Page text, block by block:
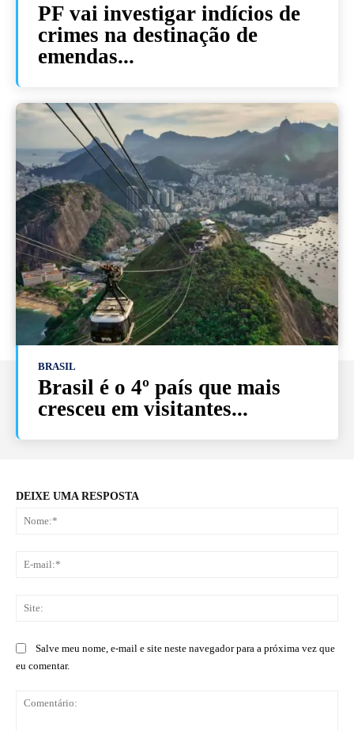
PF vai investigar indícios de
crimes na destinação de
emendas...
BRASIL
Brasil é o 4º país que mais
cresceu em visitantes...
DEIXE UMA RESPOSTA
Salve meu nome, e-mail e site neste navegador para a próxima vez que
eu comentar.